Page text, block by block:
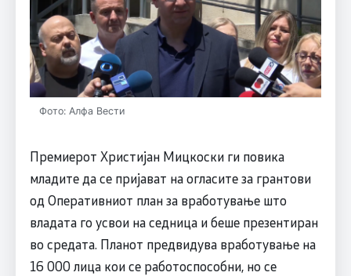
Фото: Алфа Вести
Премиерот Христијан Мицкоски ги повика
младите да се пријават на огласите за грантови
од Оперативниот план за вработување што
владата го усвои на седница и беше презентиран
во средата. Планот предвидува вработување на
16 000 лица кои се работоспособни, но се